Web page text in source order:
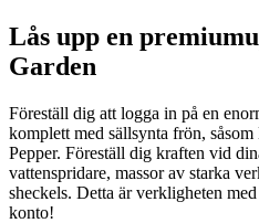
Lås upp en
Garden
Föreställ dig att logga in på en
komplett med sällsynta frön,
Pepper. Föreställ dig kraften vid
vattenspridare, massor av starka
sheckels. Detta är verkligheten
konto!